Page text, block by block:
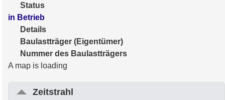
Status
in Betrieb
Details
Baulastträger (Eigentümer)
Nummer des Baulastträgers
A map is loading
Zeitstrahl